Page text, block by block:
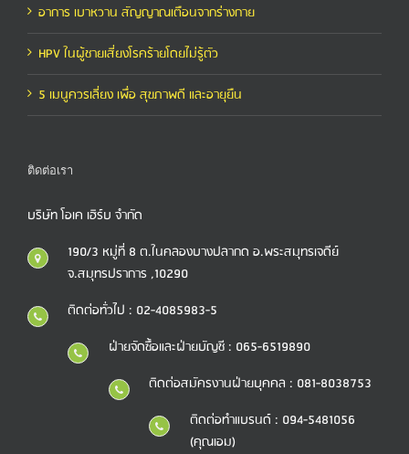
อาการ เบาหวาน สัญญาณเตือนจากร่างกาย
HPV ในผู้ชายเสี่ยงโรคร้ายโดยไม่รู้ตัว
5 เมนูควรเลี่ยง เพื่อ สุขภาพดี และอายุยืน
ติดต่อเรา
บริษัท โอเค เฮิร์บ จำกัด
190/3 หมู่ที่ 8 ต.ในคลองบางปลากด อ.พระสมุทรเจดีย์
จ.สมุทรปราการ ,10290
ติดต่อทั่วไป : 02-4085983-5
ฝ่ายจัดซื้อและฝ่ายบัญชี : 065-6519890
ติดต่อสมัครงานฝ่ายบุคคล : 081-8038753
ติดต่อทำแบรนด์ : 094-5481056
(คุณเอม)